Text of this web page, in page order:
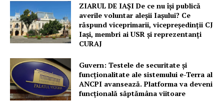
ZIARUL DE IAȘI De ce nu își publică
averile voluntar aleșii Iașului? Ce
răspund viceprimarii, vicepreședinții CJ
Iași, membri ai USR și reprezentanți
CURAJ
Guvern: Testele de securitate și
funcționalitate ale sistemului e-Terra al
ANCPI avansează. Platforma va deveni
funcțională săptămâna viitoare